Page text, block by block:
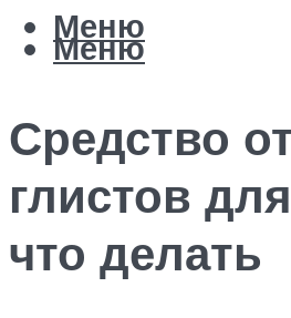
Меню
Меню
Средство
глистов
что делать